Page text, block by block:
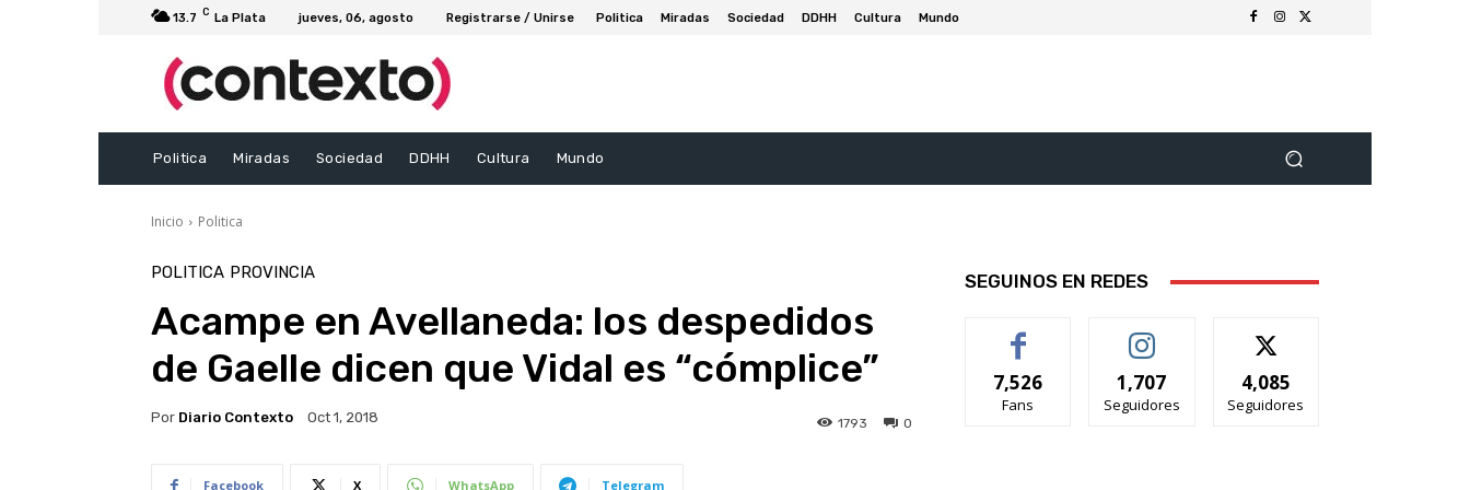
13.7 C La Plata jueves, 06, agosto Registrarse / Unirse Politica Miradas Sociedad DDHH Cultura Mundo
Politica Miradas Sociedad DDHH Cultura Mundo
Inicio Politica
POLITICA PROVINCIA
Acampe en Avellaneda: los despedidos
de Gaelle dicen que Vidal es “cómplice”
Por Diario Contexto Oct 1, 2018 0
1793
Facebook X WhatsApp Telegram
SEGUINOS EN REDES
7,526
Fans
1,707
Seguidores
4,085
Seguidores